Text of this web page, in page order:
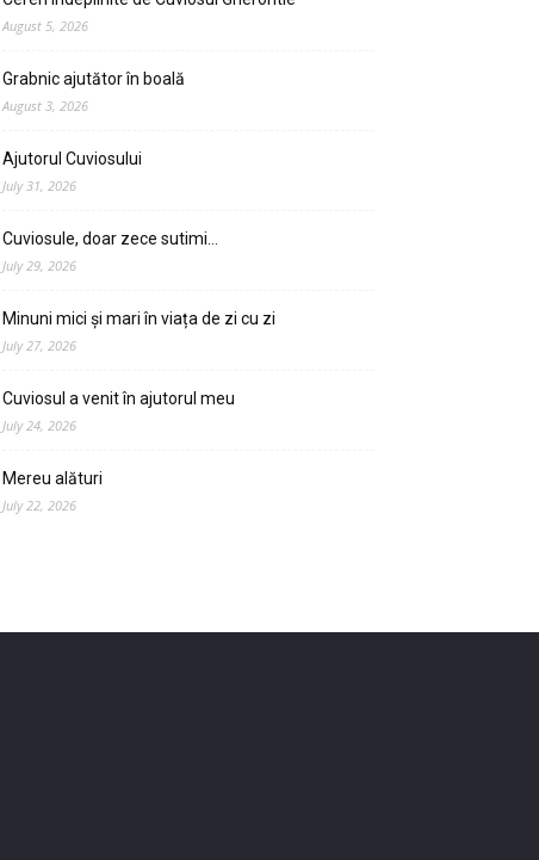
August 5, 2026
Grabnic ajutător în boală
August 3, 2026
Ajutorul Cuviosului
July 31, 2026
Cuviosule, doar zece sutimi…
July 29, 2026
Minuni mici și mari în viața de zi cu zi
July 27, 2026
Cuviosul a venit în ajutorul meu
July 24, 2026
Mereu alături
July 22, 2026